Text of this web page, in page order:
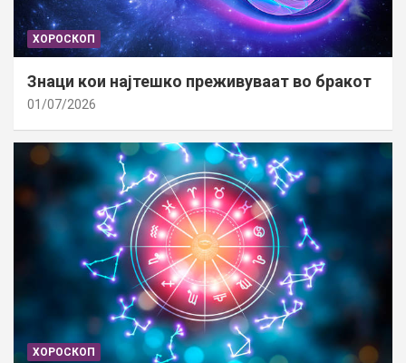
ХОРОСКОП
Знаци кои најтешко преживуваат во бракот
01/07/2026
ХОРОСКОП